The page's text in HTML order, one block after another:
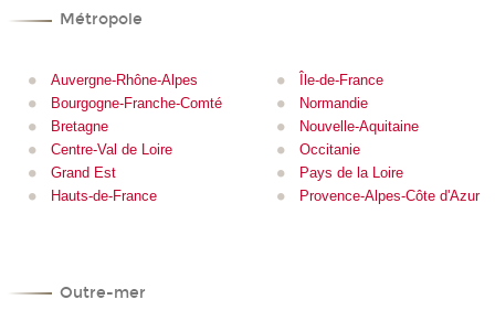
Métropole
Auvergne-Rhône-Alpes
Bourgogne-Franche-Comté
Bretagne
Centre-Val de Loire
Grand Est
Hauts-de-France
Île-de-France
Normandie
Nouvelle-Aquitaine
Occitanie
Pays de la Loire
Provence-Alpes-Côte d'Azur
Outre-mer